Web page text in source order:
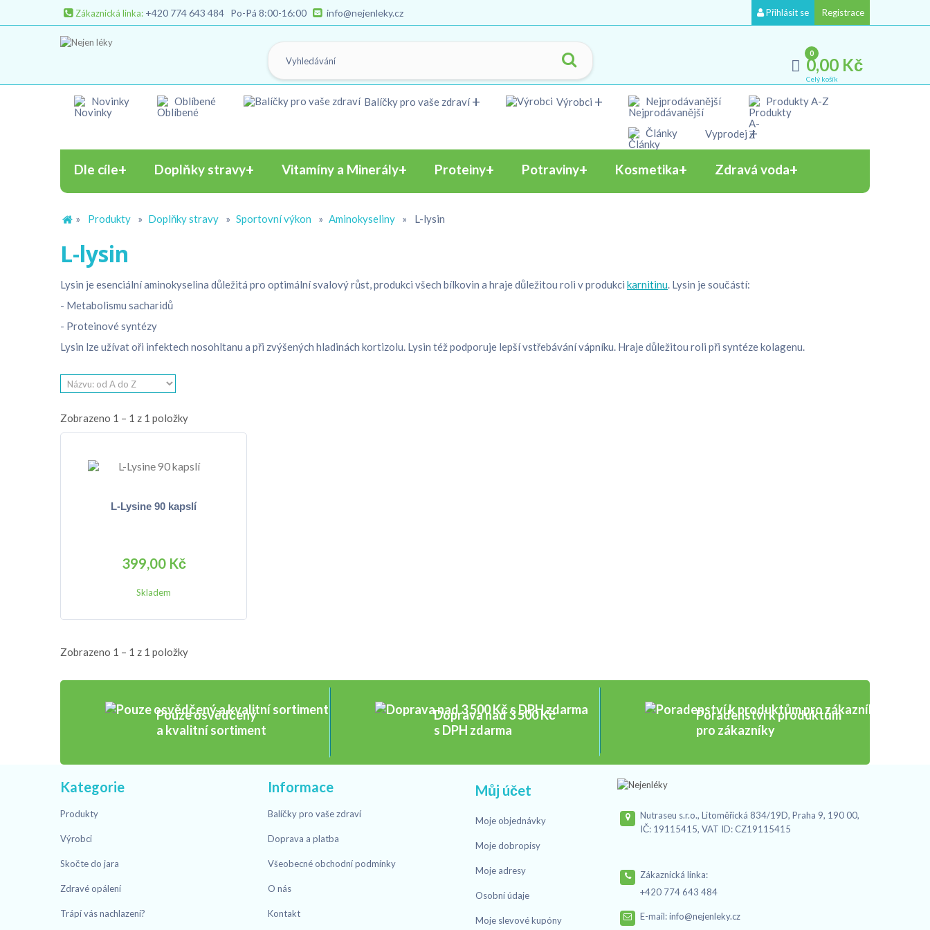
Přihlásit se Registrace
Zákaznická linka: +420 774 643 484 Po-Pá 8:00-16:00 info@nejenleky.cz
Celý košík
0
0,00 Kč
Novinky Oblíbené Balíčky pro vaše zdraví Výrobci Nejprodávanější Produkty A-Z
Články Vyprodej
Dle cíle Doplňky stravy Vitamíny a Minerály Proteiny Potraviny Kosmetika Zdravá voda
» Produkty » Doplňky stravy » Sportovní výkon » Aminokyseliny » L-lysin
L-lysin
Lysin je esenciální aminokyselina důležitá pro optimální svalový růst, produkci všech bílkovin a hraje důležitou roli v produkci karnitinu. Lysin je součástí:
- Metabolismu sacharidů
- Proteinové syntézy
Lysin lze užívat oři infektech nosohltanu a při zvýšených hladinách kortizolu. Lysin též podporuje lepší vstřebávání vápníku. Hraje důležitou roli při syntéze kolagenu.
Zobrazeno 1 – 1 z 1 položky
L-Lysine 90 kapslí
399,00 Kč
Skladem
Zobrazeno 1 – 1 z 1 položky
Pouze osvědčený
a kvalitní sortiment
Doprava nad 3 500 Kč
s DPH zdarma
Poradenství k produktům
pro zákazníky
Kategorie
Produkty
Výrobci
Skočte do jara
Zdravé opálení
Trápí vás nachlazení?
Informace
Balíčky pro vaše zdraví
Doprava a platba
Všeobecné obchodní podmínky
O nás
Kontakt
Můj účet
Moje objednávky
Moje dobropisy
Moje adresy
Osobní údaje
Moje slevové kupóny
Nutraseu s.r.o., Litoměřická 834/19D, Praha 9, 190 00,
IČ: 19115415, VAT ID: CZ19115415
Zákaznická linka:
+420 774 643 484
E-mail:info@nejenleky.cz